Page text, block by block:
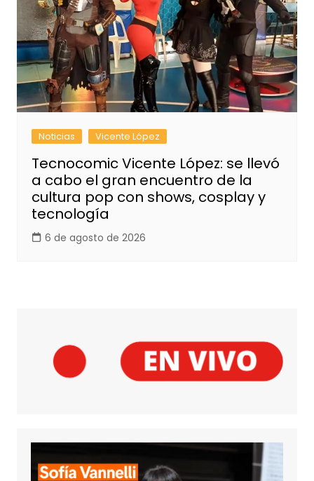
Noticias Vicente López
Tecnocomic Vicente López: se llevó
a cabo el gran encuentro de la
cultura pop con shows, cosplay y
tecnología
6 de agosto de 2026